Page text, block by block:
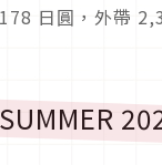
日圓，外帶